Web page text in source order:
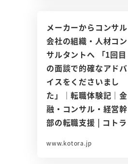
メーカーからコンサル
会社の組織・人材コン
サルタントへ 「1回目
の面談で的確なアドバ
イスをくださいまし
た」｜転職体験記｜金
融・コンサル・経営幹
部の転職支援 | コトラ
www.kotora.jp